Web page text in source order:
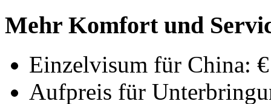
Mehr Komfort und
Einzelvisum für China:
Aufpreis für